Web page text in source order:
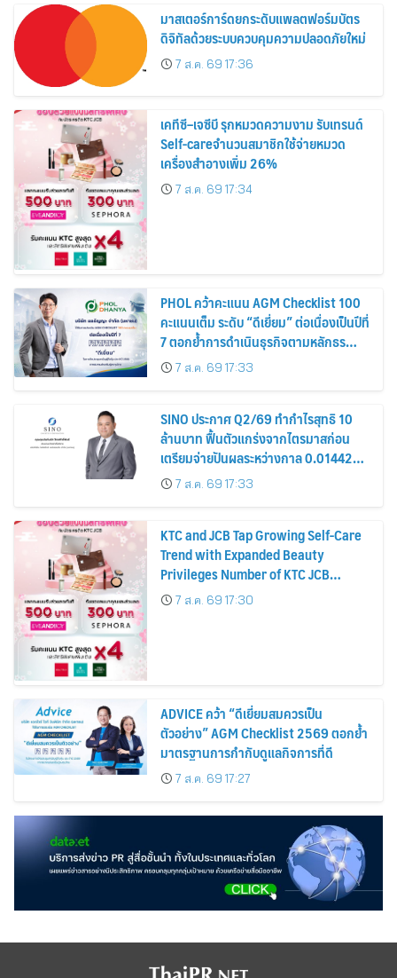
มาสเตอร์การ์ดยกระดับแพลตฟอร์มบัตร
ดิจิทัลด้วยระบบควบคุมความปลอดภัยใหม่
7 ส.ค. 69 17:36
เคทีซี–เจซีบี รุกหมวดความงาม รับเทรนด์
Self-careจำนวนสมาชิกใช้จ่ายหมวด
เครื่องสำอางเพิ่ม 26%
7 ส.ค. 69 17:34
PHOL คว้าคะแนน AGM Checklist 100
คะแนนเต็ม ระดับ “ดีเยี่ยม” ต่อเนื่องเป็นปีที่
7 ตอกย้ำการดำเนินธุรกิจตามหลักธร
รมาภิบาล โปร่งใส สร้างความเชื่อมั่นผู้ถือ
หุ้น
7 ส.ค. 69 17:33
SINO ประกาศ Q2/69 ทำกำไรสุทธิ 10
ล้านบาท ฟื้นตัวแกร่งจากไตรมาสก่อน
เตรียมจ่ายปันผลระหว่างกาล 0.014423
บาทต่อหุ้น ครึ่งปีหลังมุ่งเติบโตต่อเนื่อง
7 ส.ค. 69 17:33
KTC and JCB Tap Growing Self-Care
Trend with Expanded Beauty
Privileges Number of KTC JCB
Cardmembers Spending on
Cosmetics Rises 26%
7 ส.ค. 69 17:30
ADVICE คว้า “ดีเยี่ยมสมควรเป็น
ตัวอย่าง” AGM Checklist 2569 ตอกย้ำ
มาตรฐานการกำกับดูแลกิจการที่ดี
7 ส.ค. 69 17:27